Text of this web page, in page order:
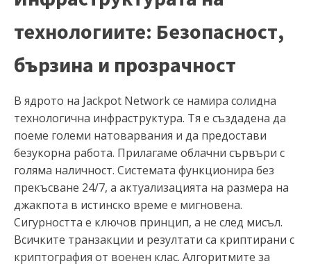
технологиите: Безопасност,
бързина и прозрачност
В ядрото на Jackpot Network се намира солидна
технологична инфраструктура. Тя е създадена да
поеме големи натоварвания и да предостави
безукорна работа. Прилагаме облачни сървъри с
голяма наличност. Системата функционира без
прекъсване 24/7, а актуализацията на размера на
джакпота в истинско време е мигновена.
Сигурността е ключов принцип, а не след мисъл.
Всичките транзакции и резултати са криптирани с
криптография от военен клас. Алгоритмите за